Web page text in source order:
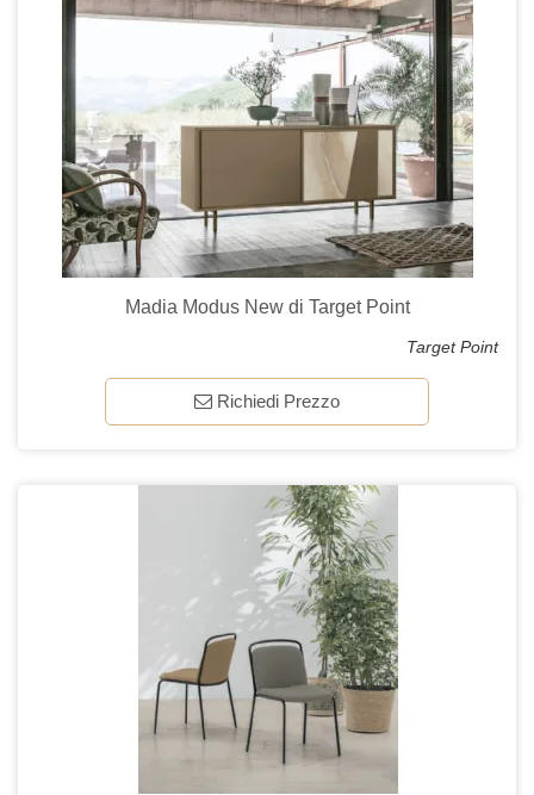
Madia Modus New di Target Point
Target Point
Richiedi Prezzo